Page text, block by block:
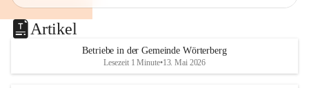
Artikel
Betriebe in der Gemeinde Wörterberg
Lesezeit 1 Minute•13. Mai 2026